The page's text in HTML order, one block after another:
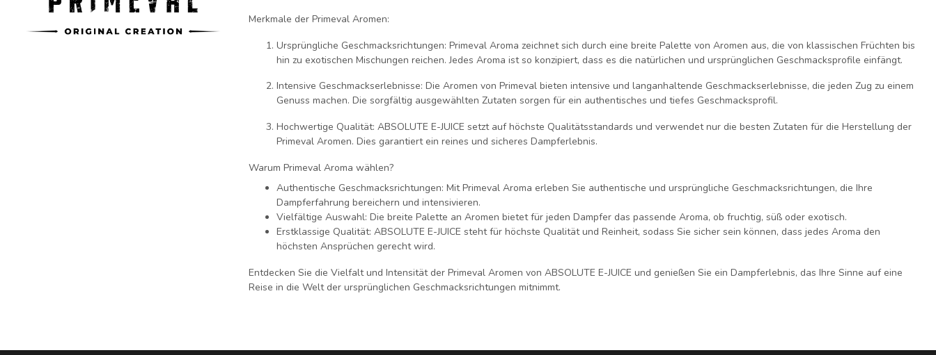
Merkmale der Primeval Aromen:
Ursprüngliche Geschmacksrichtungen: Primeval Aroma zeichnet sich durch eine breite Palette von Aromen aus, die von klassischen Früchten bis
hin zu exotischen Mischungen reichen. Jedes Aroma ist so konzipiert, dass es die natürlichen und ursprünglichen Geschmacksprofile einfängt.
Intensive Geschmackserlebnisse: Die Aromen von Primeval bieten intensive und langanhaltende Geschmackserlebnisse, die jeden Zug zu einem
Genuss machen. Die sorgfältig ausgewählten Zutaten sorgen für ein authentisches und tiefes Geschmacksprofil.
Hochwertige Qualität: ABSOLUTE E-JUICE setzt auf höchste Qualitätsstandards und verwendet nur die besten Zutaten für die Herstellung der
Primeval Aromen. Dies garantiert ein reines und sicheres Dampferlebnis.
Warum Primeval Aroma wählen?
Authentische Geschmacksrichtungen: Mit Primeval Aroma erleben Sie authentische und ursprüngliche Geschmacksrichtungen, die Ihre
Dampferfahrung bereichern und intensivieren.
Vielfältige Auswahl: Die breite Palette an Aromen bietet für jeden Dampfer das passende Aroma, ob fruchtig, süß oder exotisch.
Erstklassige Qualität: ABSOLUTE E-JUICE steht für höchste Qualität und Reinheit, sodass Sie sicher sein können, dass jedes Aroma den
höchsten Ansprüchen gerecht wird.
Entdecken Sie die Vielfalt und Intensität der Primeval Aromen von ABSOLUTE E-JUICE und genießen Sie ein Dampferlebnis, das Ihre Sinne auf eine
Reise in die Welt der ursprünglichen Geschmacksrichtungen mitnimmt.